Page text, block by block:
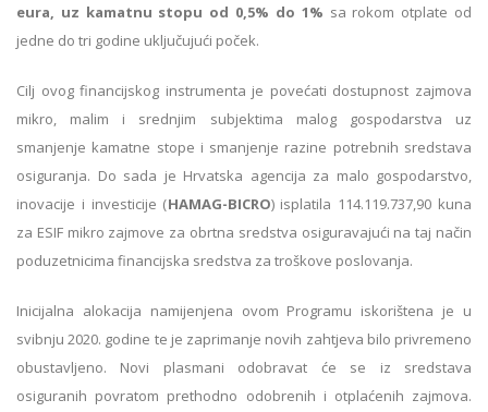
eura, uz kamatnu stopu od 0,5% do 1% sa rokom otplate od
jedne do tri godine uključujući poček.
Cilj ovog financijskog instrumenta je povećati dostupnost zajmova
mikro, malim i srednjim subjektima malog gospodarstva uz
smanjenje kamatne stope i smanjenje razine potrebnih sredstava
osiguranja. Do sada je Hrvatska agencija za malo gospodarstvo,
inovacije i investicije (HAMAG-BICRO) isplatila 114.119.737,90 kuna
za ESIF mikro zajmove za obrtna sredstva osiguravajući na taj način
poduzetnicima financijska sredstva za troškove poslovanja.
Inicijalna alokacija namijenjena ovom Programu iskorištena je u
svibnju 2020. godine te je zaprimanje novih zahtjeva bilo privremeno
obustavljeno. Novi plasmani odobravat će se iz sredstava
osiguranih povratom prethodno odobrenih i otplaćenih zajmova.